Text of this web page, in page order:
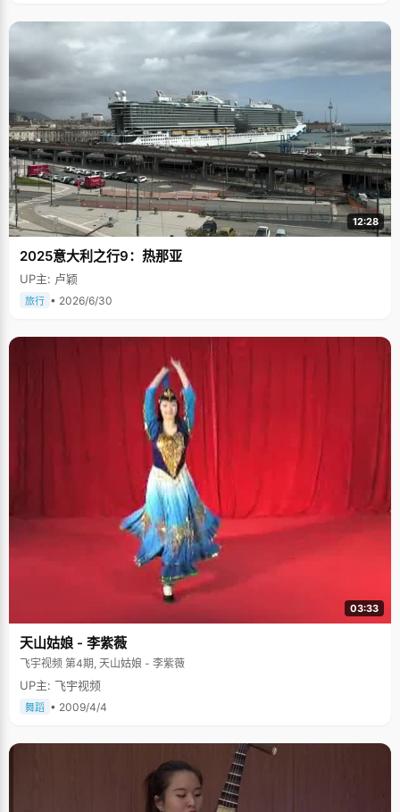
12:28
2025意大利之行9：热那亚
UP主: 卢颖
旅行 • 2026/6/30
03:33
天山姑娘 - 李紫薇
飞宇视频 第4期, 天山姑娘 - 李紫薇
UP主: 飞宇视频
舞蹈 • 2009/4/4